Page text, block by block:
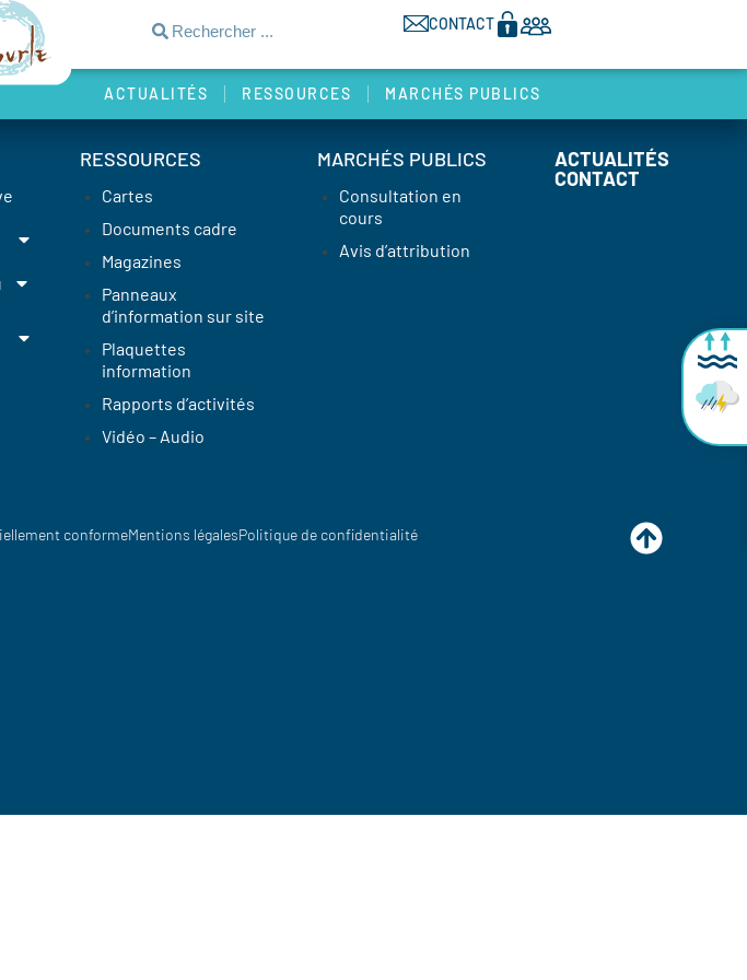
CONTACT
ACTUALITÉS RESSOURCES MARCHÉS PUBLICS
RESSOURCES
Cartes
Documents cadre
Magazines
Panneaux
d’information sur site
Plaquettes
information
Rapports d’activités
Vidéo – Audio
MARCHÉS PUBLICS
Consultation en
cours
Avis d’attribution
ACTUALITÉS
CONTACT
conformeMentions légalesPolitique de confidentialité